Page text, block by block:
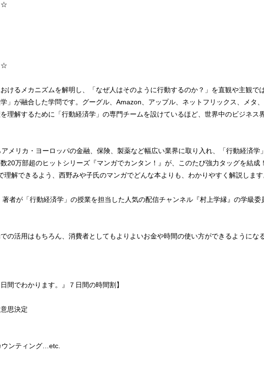
けるメカニズムを解明し、「なぜ人はそのように行動するのか？」を直観や主観で
」が融合した学問です。グーグル、Amazon、アップル、ネットフリックス、メタ
理解するために「行動経済学」の専門チームを設けているほど、世界中のビジネス
メリカ・ヨーロッパの金融、保険、製薬など幅広い業界に取り入れ、「行動経済学
20万部超のヒットシリーズ『マンガでカンタン！』が、このたび強力タッグを結
解できるよう、西野みや子氏のマンガでどんな本よりも、わかりやすく解説します
者が「行動経済学」の授業を担当した人気の配信チャンネル『村上学縁』の学級委
の活用はもちろん、消費者としてもよりよいお金や時間の使い方ができるようにな
間でわかります。』７日間の時間割】
思決定
ンティング…etc.